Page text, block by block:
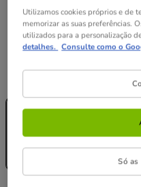
Peso:
40 g
Sem Stock
3.29€
2
Sem
6.58€
6.38€
Utilizamos cookies próprios e de
memorizar as suas preferências.
utilizados para a personalização
detalhes. Consulte como o
Só